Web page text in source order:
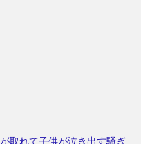
取れて子供が泣き出す騒ぎ